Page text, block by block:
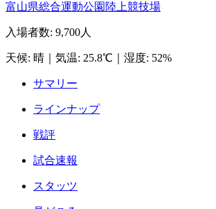
富山県総合運動公園陸上競技場
入場者数: 9,700人
天候: 晴 気温: 25.8℃ 湿度: 52%
サマリー
ラインナップ
戦評
試合速報
スタッツ